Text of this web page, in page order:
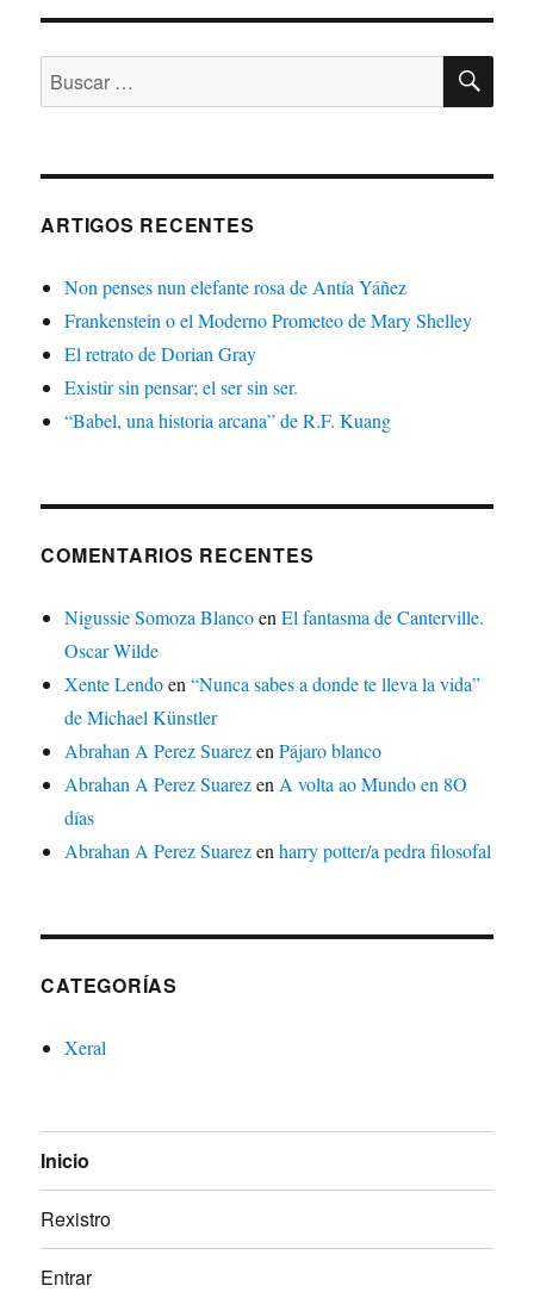
Buscar:
ARTIGOS RECENTES
Non penses nun elefante rosa de Antía Yáñez
Frankenstein o el Moderno Prometeo de Mary Shelley
El retrato de Dorian Gray
Existir sin pensar; el ser sin ser.
“Babel, una historia arcana” de R.F. Kuang
COMENTARIOS RECENTES
Nigussie Somoza BlancoenEl fantasma de Canterville.
Oscar Wilde
Xente Lendoen“Nunca sabes a donde te lleva la vida”
de Michael Künstler
Abrahan A Perez SuarezenPájaro blanco
Abrahan A Perez Suarezen A volta ao Mundo en 8O
días
Abrahan A Perez Suarezenharry potter/a pedra filosofal
CATEGORÍAS
Xeral
Inicio
Rexistro
Entrar